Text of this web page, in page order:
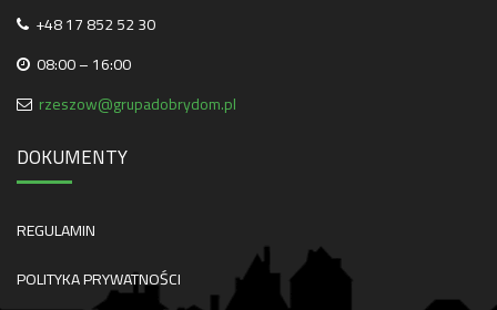
+48 17 852 52 30
08:00 – 16:00
rzeszow@grupadobrydom.pl
DOKUMENTY
REGULAMIN
POLITYKA PRYWATNOŚCI